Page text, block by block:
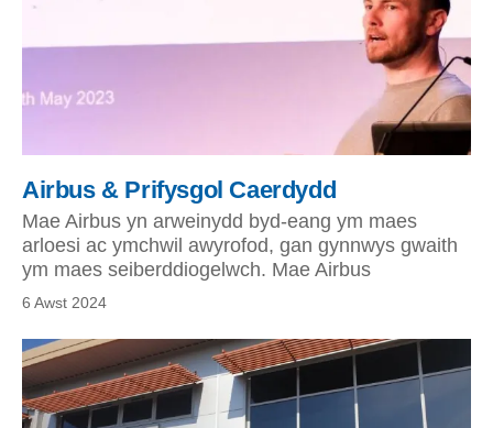
Airbus & Prifysgol Caerdydd
6 Awst 2024
Mae Airbus yn arweinydd byd-eang ym maes
arloesi ac ymchwil awyrofod, gan gynnwys gwaith
ym maes seiberddiogelwch. Mae Airbus